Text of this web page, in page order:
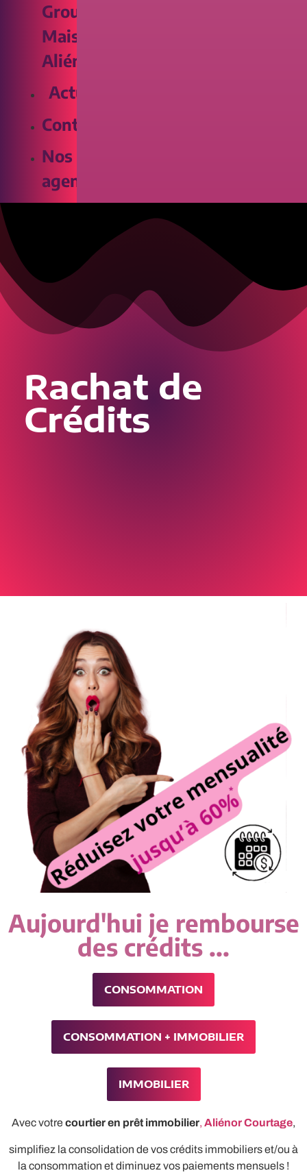
Groupe
Maisons
Aliénor
Actualités
Contact
Nos
agences
Rachat de
Crédits
Aujourd'hui je rembourse
des crédits ...
CONSOMMATION
CONSOMMATION + IMMOBILIER
IMMOBILIER
Avec votrecourtier en prêt immobilier, Aliénor Courtage,
simplifiez la consolidation de vos crédits immobiliers et/ou à
la consommation et diminuez vos paiements mensuels !